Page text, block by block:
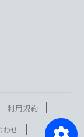
利用規約
わせ